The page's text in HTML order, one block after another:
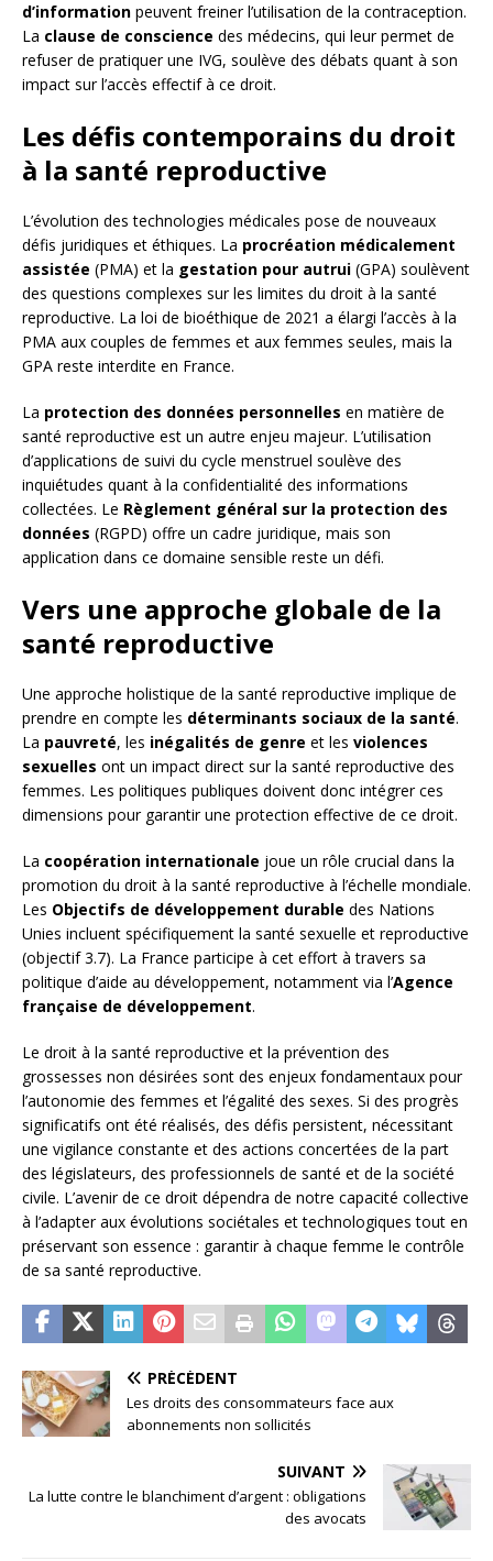
d’information peuvent freiner l’utilisation de la contraception.
La clause de conscience des médecins, qui leur permet de
refuser de pratiquer une IVG, soulève des débats quant à son
impact sur l’accès effectif à ce droit.
Les défis contemporains du droit
à la santé reproductive
L’évolution des technologies médicales pose de nouveaux
défis juridiques et éthiques. La procréation médicalement
assistée (PMA) et la gestation pour autrui (GPA) soulèvent
des questions complexes sur les limites du droit à la santé
reproductive. La loi de bioéthique de 2021 a élargi l’accès à la
PMA aux couples de femmes et aux femmes seules, mais la
GPA reste interdite en France.
La protection des données personnelles en matière de
santé reproductive est un autre enjeu majeur. L’utilisation
d’applications de suivi du cycle menstruel soulève des
inquiétudes quant à la confidentialité des informations
collectées. Le Règlement général sur la protection des
données (RGPD) offre un cadre juridique, mais son
application dans ce domaine sensible reste un défi.
Vers une approche globale de la
santé reproductive
Une approche holistique de la santé reproductive implique de
prendre en compte les déterminants sociaux de la santé.
La pauvreté, les inégalités de genre et les violences
sexuelles ont un impact direct sur la santé reproductive des
femmes. Les politiques publiques doivent donc intégrer ces
dimensions pour garantir une protection effective de ce droit.
La coopération internationale joue un rôle crucial dans la
promotion du droit à la santé reproductive à l’échelle mondiale.
Les Objectifs de développement durable des Nations
Unies incluent spécifiquement la santé sexuelle et reproductive
(objectif 3.7). La France participe à cet effort à travers sa
politique d’aide au développement, notamment via l’Agence
française de développement.
Le droit à la santé reproductive et la prévention des
grossesses non désirées sont des enjeux fondamentaux pour
l’autonomie des femmes et l’égalité des sexes. Si des progrès
significatifs ont été réalisés, des défis persistent, nécessitant
une vigilance constante et des actions concertées de la part
des législateurs, des professionnels de santé et de la société
civile. L’avenir de ce droit dépendra de notre capacité collective
à l’adapter aux évolutions sociétales et technologiques tout en
préservant son essence : garantir à chaque femme le contrôle
de sa santé reproductive.
PRÉCÉDENT
Les droits des consommateurs face aux
abonnements non sollicités
SUIVANT
La lutte contre le blanchiment d’argent : obligations
des avocats